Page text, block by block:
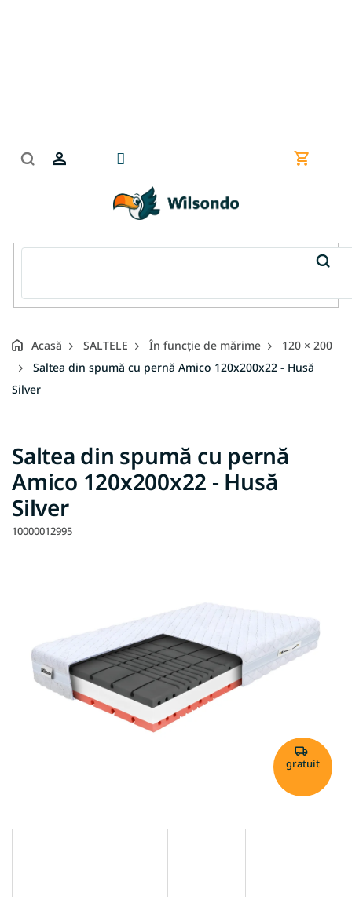
Coş
Acasă SALTELE În funcție de mărime
120 × 200
Saltea din spumă cu pernă Amico 120x200x22 - Husă
Silver
Saltea din spumă cu pernă
Amico 120x200x22 - Husă
Silver
10000012995
gratuit